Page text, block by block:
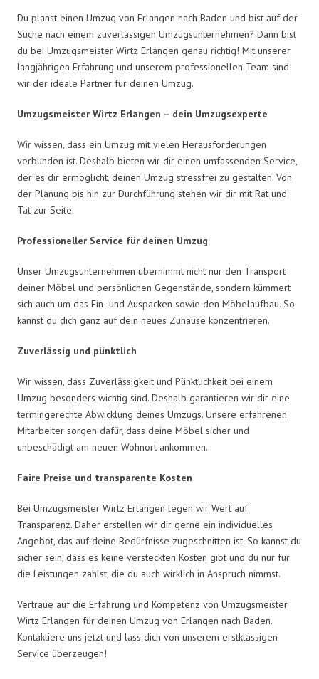
Du planst einen Umzug von Erlangen nach Baden und bist auf der
Suche nach einem zuverlässigen Umzugsunternehmen? Dann bist
du bei Umzugsmeister Wirtz Erlangen genau richtig! Mit unserer
langjährigen Erfahrung und unserem professionellen Team sind
wir der ideale Partner für deinen Umzug.
Umzugsmeister Wirtz Erlangen – dein Umzugsexperte
Wir wissen, dass ein Umzug mit vielen Herausforderungen
verbunden ist. Deshalb bieten wir dir einen umfassenden Service,
der es dir ermöglicht, deinen Umzug stressfrei zu gestalten. Von
der Planung bis hin zur Durchführung stehen wir dir mit Rat und
Tat zur Seite.
Professioneller Service für deinen Umzug
Unser Umzugsunternehmen übernimmt nicht nur den Transport
deiner Möbel und persönlichen Gegenstände, sondern kümmert
sich auch um das Ein- und Auspacken sowie den Möbelaufbau. So
kannst du dich ganz auf dein neues Zuhause konzentrieren.
Zuverlässig und pünktlich
Wir wissen, dass Zuverlässigkeit und Pünktlichkeit bei einem
Umzug besonders wichtig sind. Deshalb garantieren wir dir eine
termingerechte Abwicklung deines Umzugs. Unsere erfahrenen
Mitarbeiter sorgen dafür, dass deine Möbel sicher und
unbeschädigt am neuen Wohnort ankommen.
Faire Preise und transparente Kosten
Bei Umzugsmeister Wirtz Erlangen legen wir Wert auf
Transparenz. Daher erstellen wir dir gerne ein individuelles
Angebot, das auf deine Bedürfnisse zugeschnitten ist. So kannst du
sicher sein, dass es keine versteckten Kosten gibt und du nur für
die Leistungen zahlst, die du auch wirklich in Anspruch nimmst.
Vertraue auf die Erfahrung und Kompetenz von Umzugsmeister
Wirtz Erlangen für deinen Umzug von Erlangen nach Baden.
Kontaktiere uns jetzt und lass dich von unserem erstklassigen
Service überzeugen!